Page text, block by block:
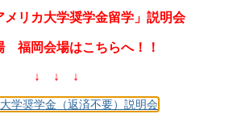
メリカ大学奨学金留学」説明会
福岡会場はこちらへ！！
↓ ↓ ↓
学奨学金（返済不要）説明会